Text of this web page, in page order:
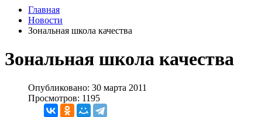
Главная
Новости
Зональная школа качества
Зональная школа качества
Опубликовано: 30 марта 2011
Просмотров: 1195